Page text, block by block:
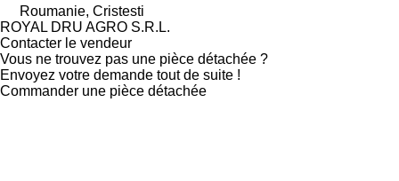
Roumanie, Cristesti
ROYAL DRU AGRO S.R.L.
Contacter le vendeur
Vous ne trouvez pas une pièce détachée ?
Envoyez votre demande tout de suite !
Commander une pièce détachée